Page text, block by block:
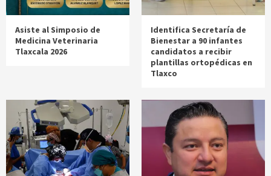
Asiste al Simposio de
Medicina Veterinaria
Tlaxcala 2026
Identifica Secretaría de
Bienestar a 90 infantes
candidatos a recibir
plantillas ortopédicas en
Tlaxco